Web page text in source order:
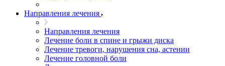
Направления лечения
Направления лечения
Лечение боли в спине и грыжи диска
Лечение тревоги, нарушения сна, астении
Лечение головной боли